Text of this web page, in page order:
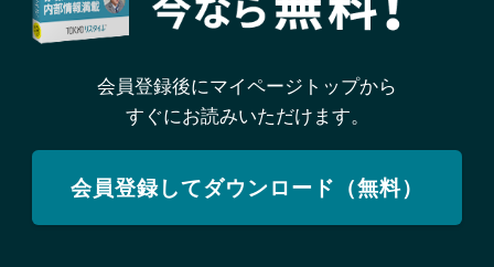
会員登録後にマイページトップから
すぐにお読みいただけます。
会員登録してダウンロード（無料）